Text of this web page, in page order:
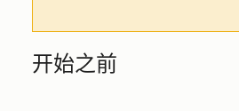
开始之前